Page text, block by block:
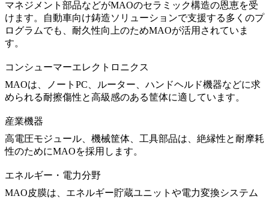
マネジメント部品などがMAOのセラミック構造の恩恵を受
けます。
自動車向け鋳造ソリューションで支援する多くのプ
ログラムでも、耐久性向上のためMAOが活用されていま
す。
コンシューマーエレクトロニクス
MAOは、ノートPC、ルーター、ハンドヘルド機器などに求
められる耐擦傷性と高級感のある筐体に適しています。
産業機器
高電圧モジュール、機械筐体、工具部品は、絶縁性と耐摩耗
性のためにMAOを採用します。
エネルギー・電力分野
MAO皮膜は、エネルギー貯蔵ユニットや電力変換システム